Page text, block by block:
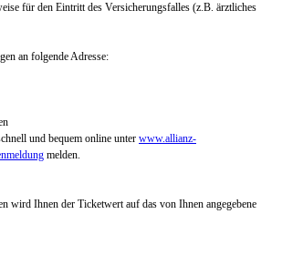
für den Eintritt des Versicherungsfalles (z.B. ärztliches
an folgende Adresse:
und bequem online unter www.allianz-
melden.
wird Ihnen der Ticketwert auf das von Ihnen angegebene